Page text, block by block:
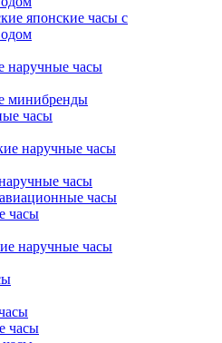
японские часы с
наручные часы
минибренды
часы
наручные часы
часы
часы
часы
наручные часы
часы